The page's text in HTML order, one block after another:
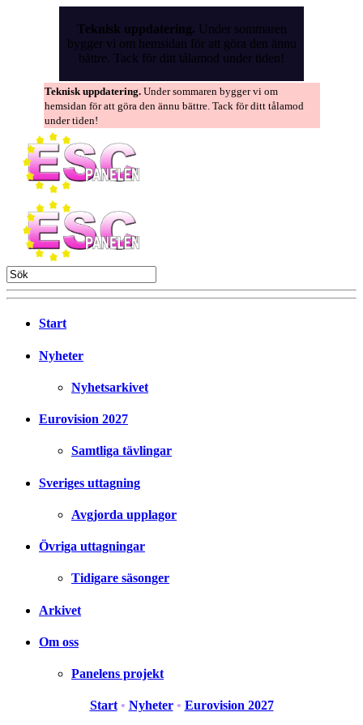
Teknisk uppdatering. Under sommaren
bygger vi om hemsidan för att göra den ännu
bättre. Tack för ditt tålamod under tiden!
Teknisk uppdatering. Under sommaren bygger vi om
hemsidan för att göra den ännu bättre. Tack för ditt tålamod
under tiden!
Start
Nyheter
Nyhetsarkivet
Eurovision 2027
Samtliga tävlingar
Sveriges uttagning
Avgjorda upplagor
Övriga uttagningar
Tidigare säsonger
Arkivet
Om oss
Panelens projekt
Start • Nyheter • Eurovision 2027